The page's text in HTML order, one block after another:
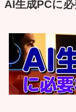
AI生成PCに